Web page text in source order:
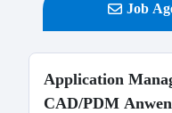
Job
Application
CAD/PDM